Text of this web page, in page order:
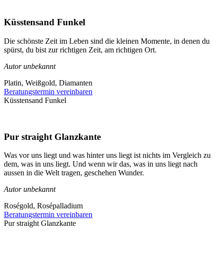
Küsstensand Funkel
Die schönste Zeit im Leben sind die kleinen Momente, in denen du
spürst, du bist zur richtigen Zeit, am richtigen Ort.
Autor unbekannt
Platin, Weißgold, Diamanten
Beratungstermin vereinbaren
Küsstensand Funkel
Pur straight Glanzkante
Was vor uns liegt und was hinter uns liegt ist nichts im Vergleich zu
dem, was in uns liegt. Und wenn wir das, was in uns liegt nach
aussen in die Welt tragen, geschehen Wunder.
Autor unbekannt
Roségold, Rosépalladium
Beratungstermin vereinbaren
Pur straight Glanzkante